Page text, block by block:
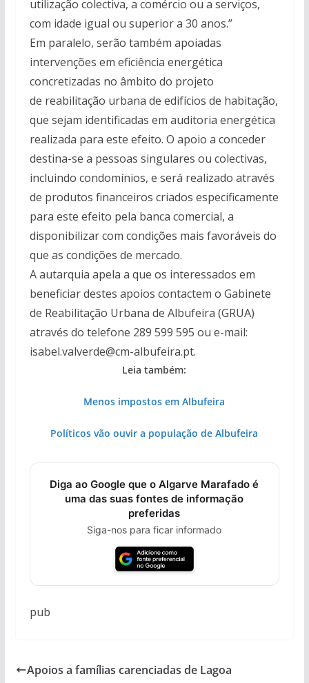
utilização colectiva, a comércio ou a serviços,
com idade igual ou superior a 30 anos.”
Em paralelo, serão também apoiadas
intervenções em eficiência energética
concretizadas no âmbito do projeto
de reabilitação urbana de edifícios de habitação,
que sejam identificadas em auditoria energética
realizada para este efeito. O apoio a conceder
destina-se a pessoas singulares ou colectivas,
incluindo condomínios, e será realizado através
de produtos financeiros criados especificamente
para este efeito pela banca comercial, a
disponibilizar com condições mais favoráveis do
que as condições de mercado.
A autarquia apela a que os interessados em
beneficiar destes apoios contactem o Gabinete
de Reabilitação Urbana de Albufeira (GRUA)
através do telefone 289 599 595 ou e-mail:
isabel.valverde@cm-albufeira.pt.
Leia também:
Menos impostos em Albufeira
Políticos vão ouvir a população de Albufeira
Diga ao Google que o Algarve Marafado é
uma das suas fontes de informação
preferidas
Siga-nos para ficar informado
pub
Apoios a famílias carenciadas de Lagoa